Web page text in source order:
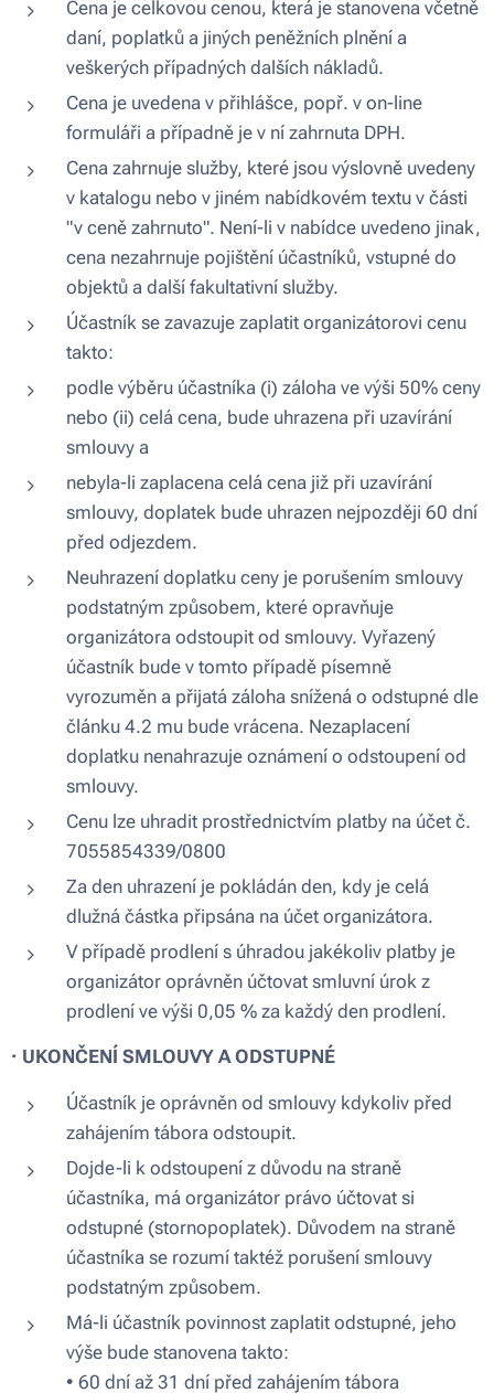
Cena je celkovou cenou, která je stanovena včetně
daní, poplatků a jiných peněžních plnění a
veškerých případných dalších nákladů.
Cena je uvedena v přihlášce, popř. v on-line
formuláři a případně je v ní zahrnuta DPH.
Cena zahrnuje služby, které jsou výslovně uvedeny
v katalogu nebo v jiném nabídkovém textu v části
"v ceně zahrnuto". Není-li v nabídce uvedeno jinak,
cena nezahrnuje pojištění účastníků, vstupné do
objektů a další fakultativní služby.
Účastník se zavazuje zaplatit organizátorovi cenu
takto:
podle výběru účastníka (i) záloha ve výši 50% ceny
nebo (ii) celá cena, bude uhrazena při uzavírání
smlouvy a
nebyla-li zaplacena celá cena již při uzavírání
smlouvy, doplatek bude uhrazen nejpozději 60 dní
před odjezdem.
Neuhrazení doplatku ceny je porušením smlouvy
podstatným způsobem, které opravňuje
organizátora odstoupit od smlouvy. Vyřazený
účastník bude v tomto případě písemně
vyrozuměn a přijatá záloha snížená o odstupné dle
článku 4.2 mu bude vrácena. Nezaplacení
doplatku nenahrazuje oznámení o odstoupení od
smlouvy.
Cenu lze uhradit prostřednictvím platby na účet č.
7055854339/0800
Za den uhrazení je pokládán den, kdy je celá
dlužná částka připsána na účet organizátora.
V případě prodlení s úhradou jakékoliv platby je
organizátor oprávněn účtovat smluvní úrok z
prodlení ve výši 0,05 % za každý den prodlení.
· UKONČENÍ SMLOUVY A ODSTUPNÉ
Účastník je oprávněn od smlouvy kdykoliv před
zahájením tábora odstoupit.
Dojde-li k odstoupení z důvodu na straně
účastníka, má organizátor právo účtovat si
odstupné (stornopoplatek). Důvodem na straně
účastníka se rozumí taktéž porušení smlouvy
podstatným způsobem.
Má-li účastník povinnost zaplatit odstupné, jeho
výše bude stanovena takto:
• 60 dní až 31 dní před zahájením tábora